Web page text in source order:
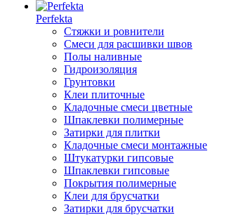
Perfekta
Стяжки и ровнители
Смеси для расшивки швов
Полы наливные
Гидроизоляция
Грунтовки
Клеи плиточные
Кладочные смеси цветные
Шпаклевки полимерные
Затирки для плитки
Кладочные смеси монтажные
Штукатурки гипсовые
Шпаклевки гипсовые
Покрытия полимерные
Клеи для брусчатки
Затирки для брусчатки